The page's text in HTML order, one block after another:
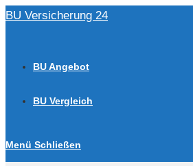
Zum
BU Versicherung 24
BU Angebot
BU Vergleich
Menü Schließen